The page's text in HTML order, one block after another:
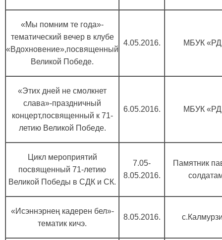
«Мы помним те года»-
тематический вечер в клубе
«Вдохновение»,посвященный
Великой Победе.
4.05.2016. МБУК
«Этих дней не смолкнет
слава»-праздничный
концерт,посвященный к 71-
летию Великой Победе.
6.05.2016. МБУК
Цикл мероприятий
посвященный 71-летию
Великой Победы в СДК и СК.
7.05-
8.05.2016.
Памятник
«Исэннэрнең кадерен бел»-
тематик кичэ.
8.05.2016.